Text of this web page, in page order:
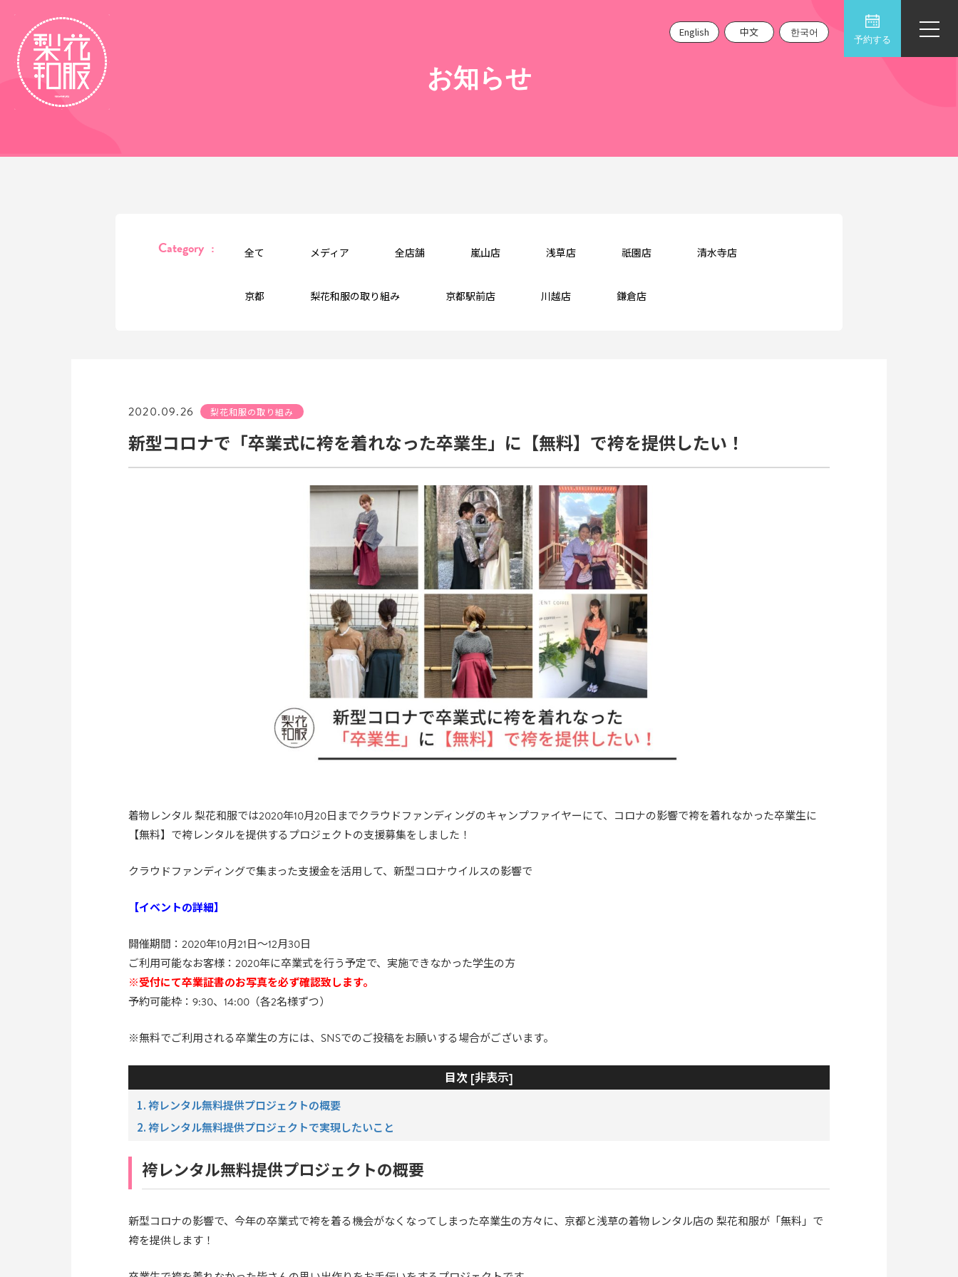
English 中文 한국어
予約する
お知らせ
Category : 全て メディア 全店舗 嵐山店 浅草店 祇園店 清水寺店
京都 梨花和服の取り組み 京都駅前店 川越店 鎌倉店
2020.09.26 梨花和服の取り組み
新型コロナで「卒業式に袴を着れなった卒業生」に【無料】で袴を提供したい！
着物レンタル 梨花和服では2020年10月20日までクラウドファンディングのキャンプファイヤーにて、コロナの影響で袴を着れなかった卒業生に
【無料】で袴レンタルを提供するプロジェクトの支援募集をしました！
クラウドファンディングで集まった支援金を活用して、新型コロナウイルスの影響で
【イベントの詳細】
開催期間：2020年10月21日〜12月30日
ご利用可能なお客様：2020年に卒業式を行う予定で、実施できなかった学生の方
※受付にて卒業証書のお写真を必ず確認致します。
予約可能枠：9:30、14:00（各2名様ずつ）
※無料でご利用される卒業生の方には、SNSでのご投稿をお願いする場合がございます。
目次 [非表示]
1. 袴レンタル無料提供プロジェクトの概要
2. 袴レンタル無料提供プロジェクトで実現したいこと
袴レンタル無料提供プロジェクトの概要
新型コロナの影響で、今年の卒業式で袴を着る機会がなくなってしまった卒業生の方々に、京都と浅草の着物レンタル店の 梨花和服が「無料」で
袴を提供します！